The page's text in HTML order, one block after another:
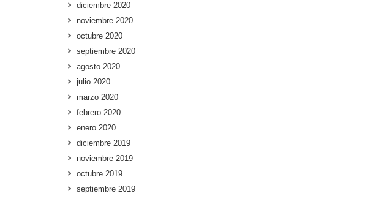
diciembre 2020
noviembre 2020
octubre 2020
septiembre 2020
agosto 2020
julio 2020
marzo 2020
febrero 2020
enero 2020
diciembre 2019
noviembre 2019
octubre 2019
septiembre 2019